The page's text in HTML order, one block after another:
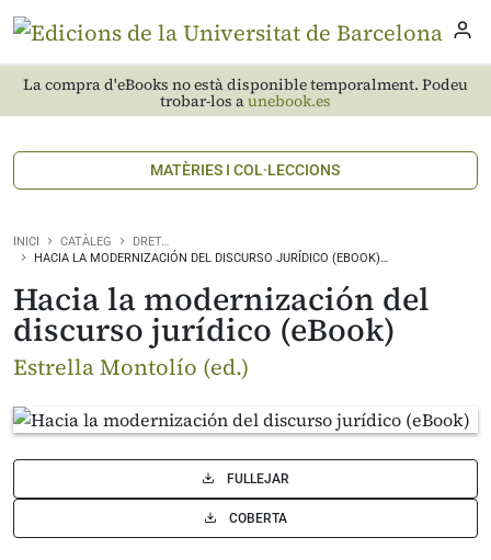
La compra d'eBooks no està disponible temporalment. Podeu
trobar-los aunebook.es
MATÈRIES I COL·LECCIONS
INICI CATÀLEG
DRET…
HACIA LA MODERNIZACIÓN DEL DISCURSO JURÍDICO (EBOOK)…
Hacia la modernización del
discurso jurídico (eBook)
Estrella Montolío (ed.)
FULLEJAR
COBERTA